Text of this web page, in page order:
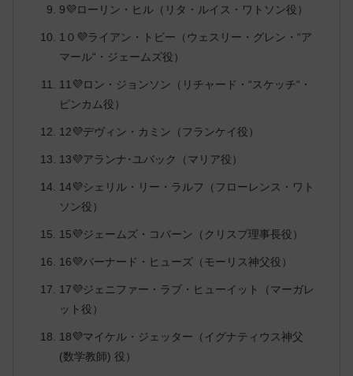
9💜ローリン・ヒル（リタ・ルイス・ワトソン役）
1０💜ライアン・トビー（ウェスリー・グレン・“ア
マール“・ジェームズ役）
11💜ロン・ジョンソン（リチャード・“スケッチ“・
ピンカム役）
12💜デヴィン・カミン（フランケイ役）
13💜アランナ･ユバック（マリア役）
14💜シェリル・リー・ラルフ（フローレンス・ワト
ソン役）
15💜ジェームズ・コバーン（クリスプ理事長役）
16💜バーナード・ヒューズ（モーリス神父役）
17💜ジェニファー・ラブ・ヒューイット（マーガレ
ット役）
18💜マイケル・ジェッター（イグナティウス神父
(数学教師) 役）